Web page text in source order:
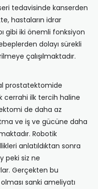
tedavisinde kanserden
hastaların idrar
gibi iki önemli fonksiyon
dolayı sürekli
çalışılmaktadır.
prostatektomide
cerrahi ilk tercih haline
de daha az
ve iş ve gücüne daha
Robotik
anlatıldıktan sonra
peki siz ne
Gerçekten bu
sanki ameliyatı